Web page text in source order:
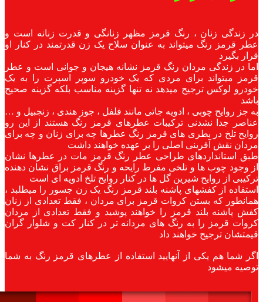
در زندگی زنان ، رنگ قرمز مظهر زنانگی و قدرت زنانه است و
عطر قرمز رنگ میتواند به عنوان سلاح یک زن قدرتمند در کنار او
قرار بگیرد
‌‌اما در زندگی مردان رنگ‌ قرمز نشانه هیجان و جوانی است و عطر
قرمز میتواند برای مردی که یک خودرو سوپر اسپرت را به یک
خودرو لوکس ترجیح میدهد نه تنها گزینه مناسب بلکه گزینه صحیح
باشد
‌‌‌به جز روایح چوبی ، ادویه جاتی مانند فلفل ، جوز هندی ، زنجبیل و ‌…
عناصر جدا نشدنی ترکیبات عطرهای قرمز رنگ هستند از این رو‌
روایح تلخ در بطری های قرمز رنگ عطرها چه برای زنان و چه برای
مردان نقش آفرینی اصلی را بر عهده خواهند داشت
‌‌طبق استانداردهای طراحی عطر رنگ قرمز مات در عطرها نشان
از وجود چوب ها و تلخی مفرط رایحه و رنگ قرمز براق نشان دهنده
ترکیبی از روایح شیرین گل ها در کنار روایح تلخ ادویه ای است
‌‌استفاده از کفشهای پاشنه بلند قرمز رنگ یک زن جسور را میطلبد ،
همانطور که بستن کروات قرمز برای مردان ، فقط تعدادی از زنان
کفش پاشنه بلند قرمز را خواهند پوشید و فقط تعدادی از مردان
کروات قرمز را به رنگ های مردانه تر در کنار کت و شلوار گران
قیمتشان ترجیح خواهند داد
اگر شما هم یکی از آنهایید استفاده از عطرهای قرمز رنگ به شما
توصیه میشود